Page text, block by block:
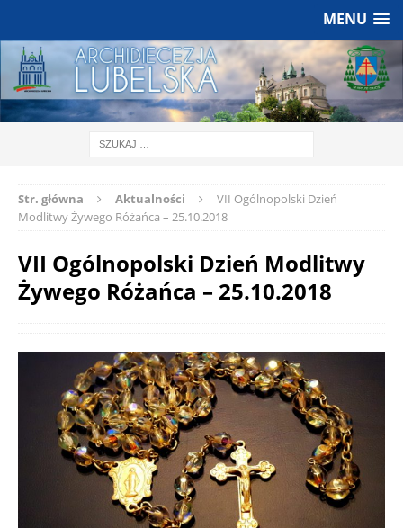
MENU
Str. główna Aktualności
VII Ogólnopolski Dzień
Modlitwy Żywego Różańca – 25.10.2018
VII Ogólnopolski Dzień Modlitwy
Żywego Różańca – 25.10.2018